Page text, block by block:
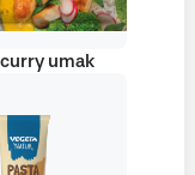
curry umak